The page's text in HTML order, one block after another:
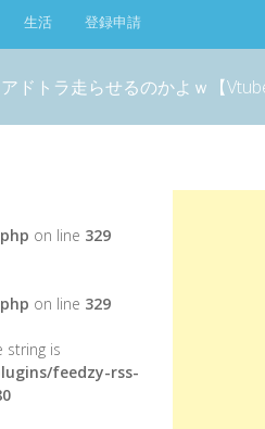
生活 登録申請
ドトラ走らせるのかよｗ【
on line 329
on line 329
string is
feedzy-rss-